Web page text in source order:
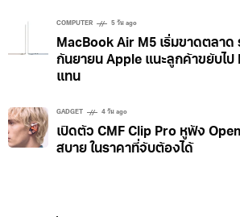
COMPUTER 5 วัน ago
MacBook Air M5 เริ่มขาดตลา
กันยายน Apple แนะลูกค้าขยับไป
แทน
GADGET 4 วัน ago
เปิดตัว CMF Clip Pro หูฟัง
สบาย ในราคาที่จับต้องได้